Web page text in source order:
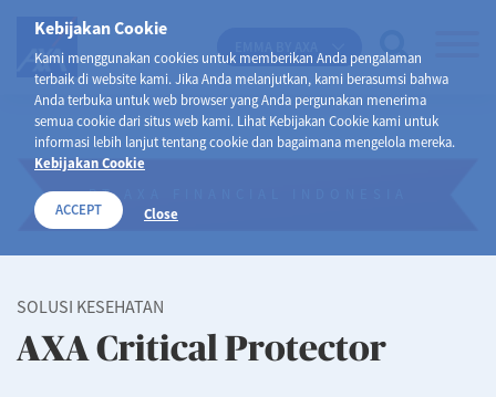
Kebijakan Cookie
Kami menggunakan cookies untuk memberikan Anda pengalaman
terbaik di website kami. Jika Anda melanjutkan, kami berasumsi bahwa
Anda terbuka untuk web browser yang Anda pergunakan menerima
semua cookie dari situs web kami. Lihat Kebijakan Cookie kami untuk
informasi lebih lanjut tentang cookie dan bagaimana mengelola mereka.
Kebijakan Cookie
ACCEPT Close
PT AXA FINANCIAL INDONESIA
SOLUSI KESEHATAN
AXA Critical Protector